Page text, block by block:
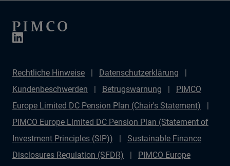
Konflikt und deren Auswirkungen auf die
bevorstehenden US-Zwischenwahlen sowie auf das
beleuchten sie die künftige Strategie der US-Notenbank
Federal Reserve, analysieren deren Bedeutung für die
Wahlen und die Beziehungen zu China und diskutieren
die mögliche Rolle des designierten Fed-Vorsitzenden
Kevin Warsh.
Rechtliche Hinweise
Datenschutzerklärung
Kundenbeschwerden
Betrugswarnung
PIMCO
Europe Limited DC Pension Plan (Chair's Statement)
PIMCO Europe Limited DC Pension Plan (Statement of
Investment Principles (SIP))
Sustainable Finance
Disclosures Regulation (SFDR)
PIMCO Europe